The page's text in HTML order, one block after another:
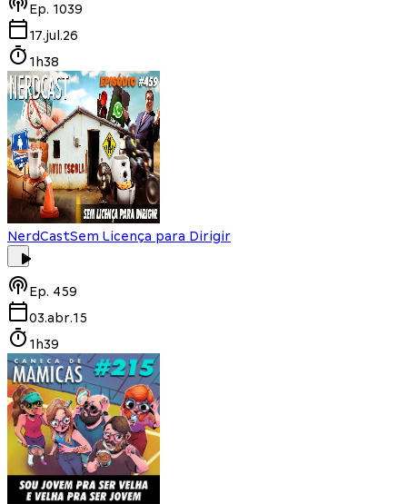
Ep. 1039
17.jul.26
1h38
NerdCastSem Licença para Dirigir
Ep. 459
03.abr.15
1h39